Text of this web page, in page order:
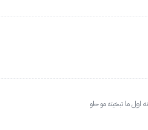
ما تبخينه مو حلو